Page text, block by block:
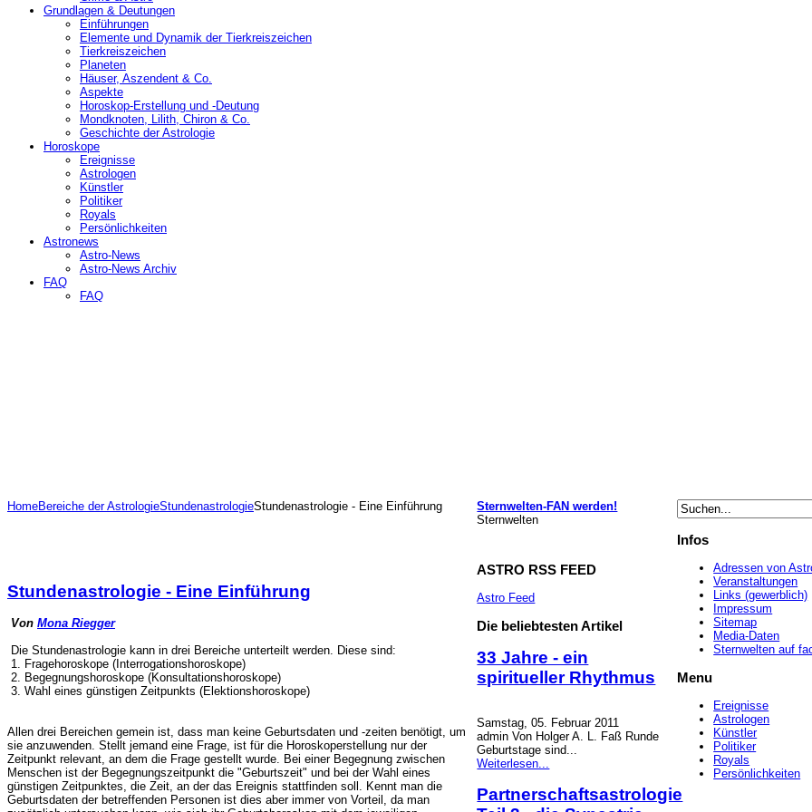
Grundlagen & Deutungen
Einführungen
Elemente und Dynamik der Tierkreiszeichen
Tierkreiszeichen
Planeten
Häuser, Aszendent & Co.
Aspekte
Horoskop-Erstellung und -Deutung
Mondknoten, Lilith, Chiron & Co.
Geschichte der Astrologie
Horoskope
Ereignisse
Astrologen
Künstler
Politiker
Royals
Persönlichkeiten
Astronews
Astro-News
Astro-News Archiv
FAQ
FAQ
HomeBereiche der AstrologieStundenastrologieStundenastrologie - Eine Einführung
Stundenastrologie - Eine Einführung
Von Mona Riegger
Die Stundenastrologie kann in drei Bereiche unterteilt werden. Diese sind:
1. Fragehoroskope (Interrogationshoroskope)
2. Begegnungshoroskope (Konsultationshoroskope)
3. Wahl eines günstigen Zeitpunkts (Elektionshoroskope)
Allen drei Bereichen gemein ist, dass man keine Geburtsdaten und -zeiten benötigt, um
sie anzuwenden. Stellt jemand eine Frage, ist für die Horoskoperstellung nur der
Zeitpunkt relevant, an dem die Frage gestellt wurde. Bei einer Begegnung zwischen
Menschen ist der Begegnungszeitpunkt die "Geburtszeit" und bei der Wahl eines
günstigen Zeitpunktes, die Zeit, an der das Ereignis stattfinden soll. Kennt man die
Geburtsdaten der betreffenden Personen ist dies aber immer von Vorteil, da man
Sternwelten-FAN werden!
Sternwelten
ASTRO RSS FEED
Astro Feed
Die beliebtesten Artikel
33 Jahre - ein
spiritueller Rhythmus
Samstag, 05. Februar 2011
admin Von Holger A. L. Faß Runde
Geburtstage sind...
Weiterlesen...
Partnerschaftsastrologie
Infos
Adressen von
Veranstaltungen
Links (gewerblich)
Impressum
Sitemap
Media-Daten
Sternwelten auf
Menu
Ereignisse
Astrologen
Künstler
Politiker
Royals
Persönlichkeiten